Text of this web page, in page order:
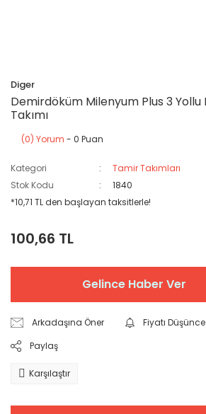
Diger
Demirdöküm Milenyum Plus 3
Takımı
(0) Yorum - 0 Puan
Kategori
Tamir Takımları
Stok Kodu
1840
*10,71 TL den başlayan taksitlerle!
100,66 TL
Gelince Haber Ver
Arkadaşına Öner
Fiyatı
Paylaş
Karşılaştır